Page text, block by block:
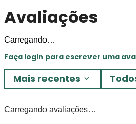
Avaliações
Carregando…
Faça login para escrever uma
Mais recentes
Carregando avaliações…